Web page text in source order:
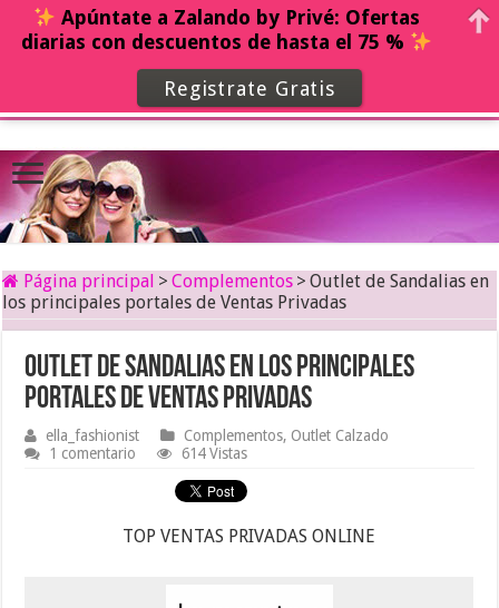
Página principal > Complementos > Outlet de Sandalias en
los principales portales de Ventas Privadas
Outlet de Sandalias en los principales
portales de Ventas Privadas
ella_fashionist Complementos, Outlet Calzado
1 comentario
614 Vistas
TOP VENTAS PRIVADAS ONLINE
Apúntate a Zalando by Privé: Ofertas
diarias con descuentos de hasta el 75 %
Registrate Gratis